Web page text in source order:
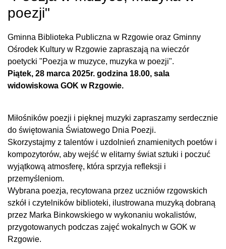
poezji"
Gminna Biblioteka Publiczna w Rzgowie oraz Gminny
Ośrodek Kultury w Rzgowie zapraszają na wieczór
poetycki "Poezja w muzyce, muzyka w poezji".
Piątek, 28 marca 2025r. godzina 18.00, sala
widowiskowa GOK w Rzgowie.
Miłośników poezji i pięknej muzyki zapraszamy serdecznie
do świętowania Światowego Dnia Poezji.
Skorzystajmy z talentów i uzdolnień znamienitych poetów i
kompozytorów, aby wejść w elitarny świat sztuki i poczuć
wyjątkową atmosferę, która sprzyja refleksji i
przemyśleniom.
Wybrana poezja, recytowana przez uczniów rzgowskich
szkół i czytelników biblioteki, ilustrowana muzyką dobraną
przez Marka Binkowskiego w wykonaniu wokalistów,
przygotowanych podczas zajęć wokalnych w GOK w
Rzgowie.